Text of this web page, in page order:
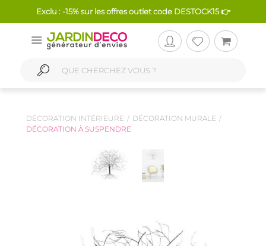
Exclu : -15% sur les offres outlet code DESTOCK15 👉
DÉCORATION INTÉRIEURE
DÉCORATION MURALE
DÉCORATION À SUSPENDRE